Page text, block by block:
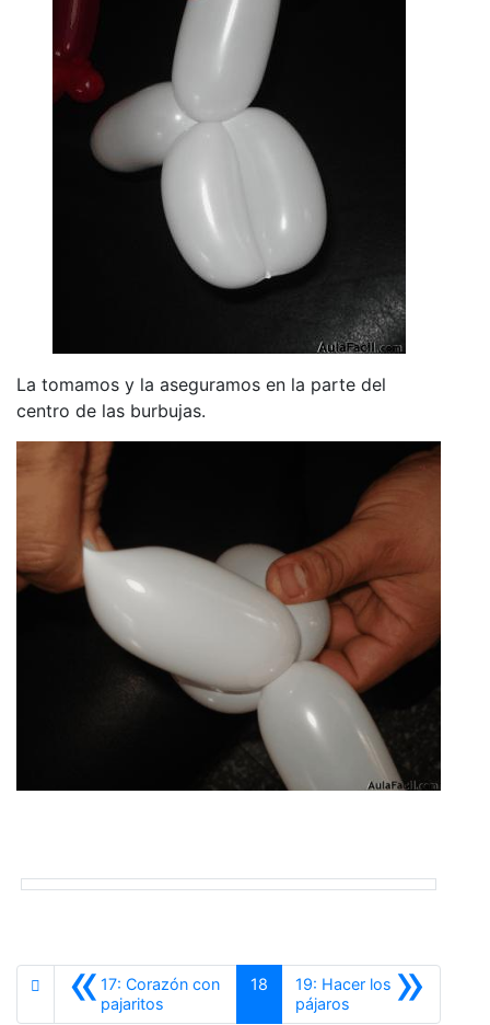
La tomamos y la aseguramos en la parte del
centro de las burbujas.
«17: Corazón con
pajaritos
18 »
19: Hacer los
pájarosSiguiente